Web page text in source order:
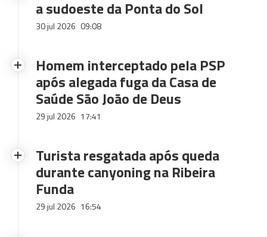
a sudoeste da Ponta do Sol
30 jul 2026 09:08
Homem interceptado pela PSP
após alegada fuga da Casa de
Saúde São João de Deus
29 jul 2026 17:41
Turista resgatada após queda
durante canyoning na Ribeira
Funda
29 jul 2026 16:54